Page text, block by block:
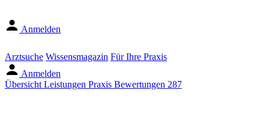
Anmelden
Arztsuche Wissensmagazin Für Ihre Praxis
Anmelden
Übersicht Leistungen Praxis Bewertungen 287